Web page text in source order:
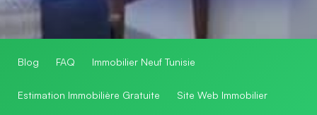
Blog FAQ Immobilier Neuf Tunisie
Estimation Immobilière Gratuite Site Web Immobilier